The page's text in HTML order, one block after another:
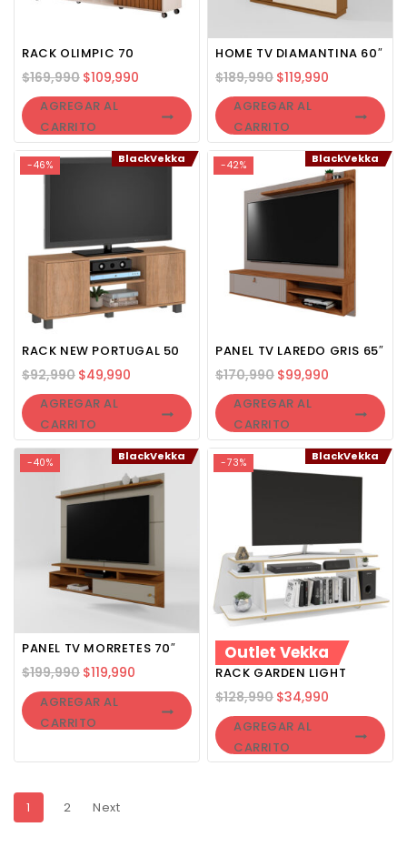
RACK OLIMPIC 70
$169,990 $109,990
AGREGAR AL
CARRITO
HOME TV DIAMANTINA 60″
$189,990 $119,990
AGREGAR AL
CARRITO
-46% BlackVekka
RACK NEW PORTUGAL 50
$92,990 $49,990
AGREGAR AL
CARRITO
-42% BlackVekka
PANEL TV LAREDO GRIS 65″
$170,990 $99,990
AGREGAR AL
CARRITO
-40% BlackVekka
PANEL TV MORRETES 70″
$199,990 $119,990
AGREGAR AL
CARRITO
-73% BlackVekka
Outlet Vekka
RACK GARDEN LIGHT
$128,990 $34,990
AGREGAR AL
CARRITO
1 2 Next